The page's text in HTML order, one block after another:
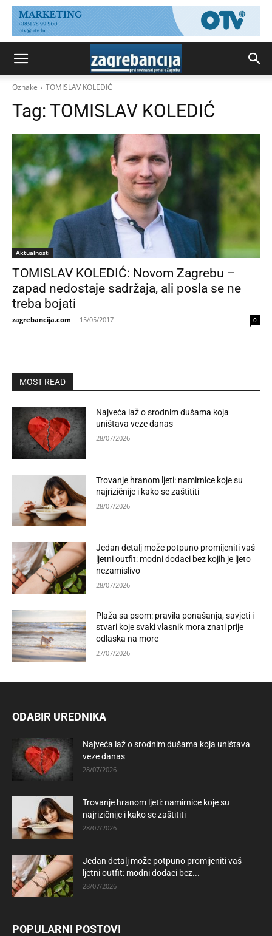
Oznake TOMISLAV KOLEDIĆ
Tag: TOMISLAV KOLEDIĆ
Aktualnosti
TOMISLAV KOLEDIĆ: Novom Zagrebu –
zapad nedostaje sadržaja, ali posla se ne
treba bojati
zagrebancija.com - 15/05/2017 0
MOST READ
Najveća laž o srodnim dušama koja
uništava veze danas
28/07/2026
Trovanje hranom ljeti: namirnice koje su
najrizičnije i kako se zaštititi
28/07/2026
Jedan detalj može potpuno promijeniti vaš
ljetni outfit: modni dodaci bez kojih je ljeto
nezamislivo
28/07/2026
Plaža sa psom: pravila ponašanja, savjeti i
stvari koje svaki vlasnik mora znati prije
odlaska na more
27/07/2026
ODABIR UREDNIKA
Najveća laž o srodnim dušama koja uništava
veze danas
28/07/2026
Trovanje hranom ljeti: namirnice koje su
najrizičnije i kako se zaštititi
28/07/2026
Jedan detalj može potpuno promijeniti vaš
ljetni outfit: modni dodaci bez...
28/07/2026
POPULARNI POSTOVI